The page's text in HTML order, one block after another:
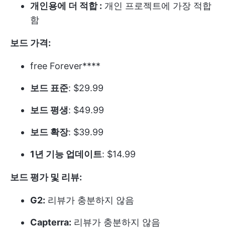
개인용에 더 적합 : 개인 프로젝트에 가장 적합
함
보드 가격:
free Forever****
보드 표준: $29.99
보드 평생: $49.99
보드 확장: $39.99
1년 기능 업데이트: $14.99
보드 평가 및 리뷰:
G2: 리뷰가 충분하지 않음
Capterra: 리뷰가 충분하지 않음